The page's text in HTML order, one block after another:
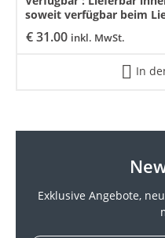
€31.00 inkl. MwSt.
soweit verfügbar beim
In
Exklusive Angebote,